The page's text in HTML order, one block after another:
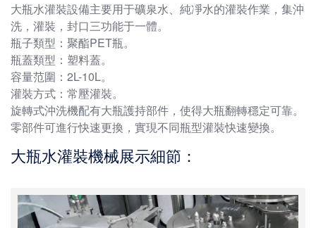
大瓶水灌裝設備主要用于礦泉水、純凈水的灌裝作業，集沖
洗，灌裝，封口三功能于一體。
瓶子類型：聚酯PET瓶。
瓶蓋類型：塑料蓋。
容量范圍：2L-10L。
灌裝方式：常壓灌裝。
旋轉式沖洗機配有大瓶護持部件，使得大瓶翻轉穩定可靠。
零部件可進行快速更換，實現不同瓶型灌裝快速變換。
大瓶水灌裝機械展示細節：